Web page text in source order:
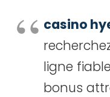
casino
ligne
bonus